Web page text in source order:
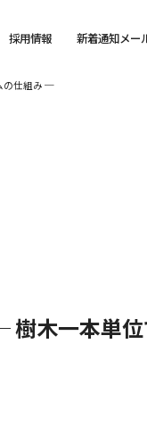
採用情報 新着通知メー
の仕組み ─
木一本単